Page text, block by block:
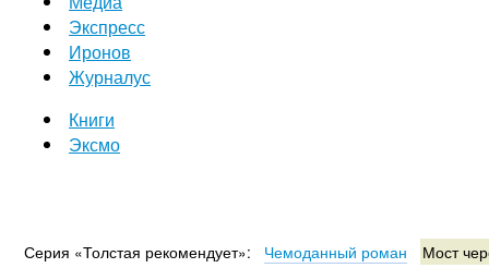
Экспресс
Иронов
Журналус
Книги
Эксмо
Серия «Толстая рекомендует»: Чемоданный роман Мост